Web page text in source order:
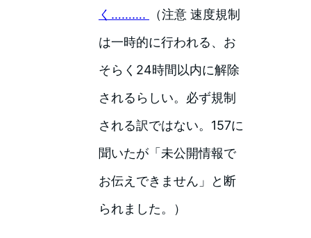
く……….
（注意 速度規制
は一時的に行われる、お
そらく24時間以内に解除
されるらしい。必ず規制
される訳ではない。157に
聞いたが「未公開情報で
お伝えできません」と断
られました。）